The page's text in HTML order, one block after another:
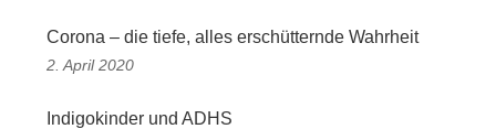
Corona – die tiefe, alles erschütternde Wahrheit
2. April 2020
Indigokinder und ADHS